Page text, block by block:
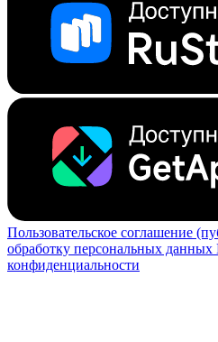
Пользовательское соглашение
обработку персональных данных
конфиденциальности